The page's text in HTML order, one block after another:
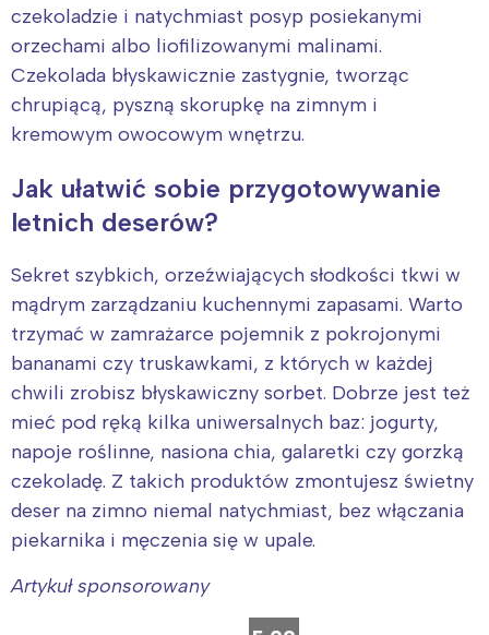
czekoladzie i natychmiast posyp posiekanymi
orzechami albo liofilizowanymi malinami.
Czekolada błyskawicznie zastygnie, tworząc
chrupiącą, pyszną skorupkę na zimnym i
kremowym owocowym wnętrzu.
Jak ułatwić sobie przygotowywanie
letnich deserów?
Sekret szybkich, orzeźwiających słodkości tkwi w
mądrym zarządzaniu kuchennymi zapasami. Warto
trzymać w zamrażarce pojemnik z pokrojonymi
bananami czy truskawkami, z których w każdej
chwili zrobisz błyskawiczny sorbet. Dobrze jest też
mieć pod ręką kilka uniwersalnych baz: jogurty,
napoje roślinne, nasiona chia, galaretki czy gorzką
czekoladę. Z takich produktów zmontujesz świetny
deser na zimno niemal natychmiast, bez włączania
piekarnika i męczenia się w upale.
Artykuł sponsorowany